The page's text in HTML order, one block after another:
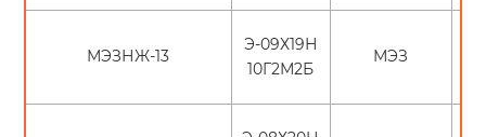
МЭЗНЖ-13
Э-09Х19Н
10Г2М2Б
МЭЗ